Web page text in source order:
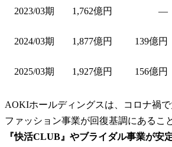
2023/03期 1,762億円 —
2024/03期 1,877億円 139億円
2025/03期 1,927億円 156億円
AOKIホールディングスは、コロナ禍
ファッション事業が回復基調にあるこ
『快活CLUB』やブライダル事業が安